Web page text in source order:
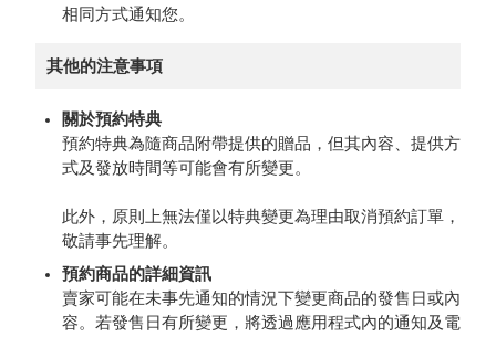
相同方式通知您。
其他的注意事項
關於預約特典
預約特典為隨商品附帶提供的贈品，但其內容、提供方
式及發放時間等可能會有所變更。
此外，原則上無法僅以特典變更為理由取消預約訂單，
敬請事先理解。
預約商品的詳細資訊
賣家可能在未事先通知的情況下變更商品的發售日或內
容。若發售日有所變更，將透過應用程式內的通知及電